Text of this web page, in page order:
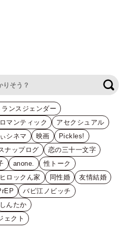
ランスジェンダー
マンティック
アセクシュアル
シネマ 映画
Pickles!
ナップログ
恋の三十一文字
anone.
性トーク
ロックん家 同性婚
友情結婚
バビ江ノビッチ
しんたか
ェクト